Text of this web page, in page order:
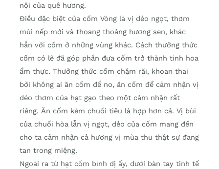
nội của quê hương.
Điều đặc biệt của cốm Vòng là vị dẻo ngọt, thơm
mùi nếp mới và thoang thoảng hương sen, khác
hẳn với cốm ở những vùng khác. Cách thưởng thức
cốm có lẽ đã góp phần đưa cốm trở thành tinh hoa
ẩm thực. Thưởng thức cốm chậm rãi, khoan thai
bởi không ai ăn cốm để no, ăn cốm để cảm nhận vị
dẻo thơm của hạt gạo theo một cảm nhận rất
riêng. Ăn cốm kèm chuối tiêu là hợp hơn cả. Vị bùi
của chuối hòa lẫn vị ngọt, dẻo của cốm mang đến
cho ta cảm nhận cả hương vị mùa thu thật sự đang
tan trong miệng.
Ngoài ra từ hạt cốm bình dị ấy, dưới bàn tay tinh tế